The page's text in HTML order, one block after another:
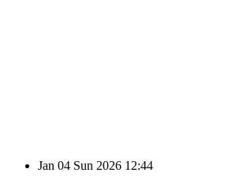
Jan 04 Sun 2026 12:44